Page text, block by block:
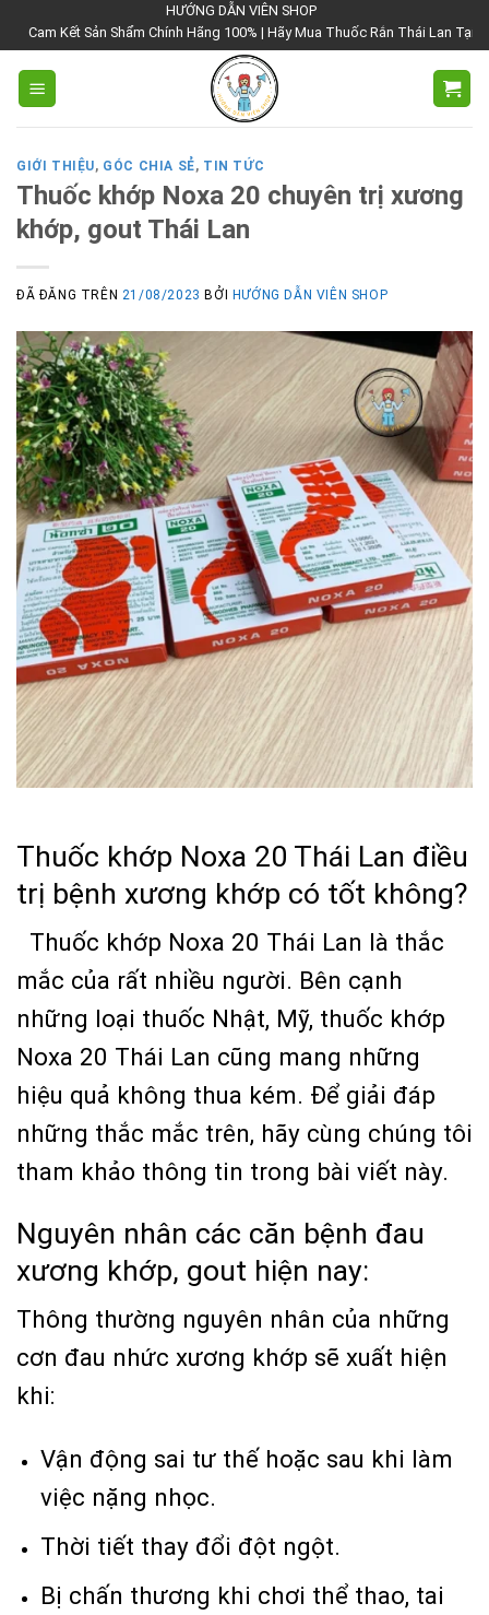
đến
nội
dung
HƯỚNG DẪN VIÊN SHOP
Sản Shẩm Chính Hãng 100% | Hãy Mua Thuốc Rắn Thái Lan Tại Hướng Dẫn
GIỚI THIỆU, GÓC CHIA SẺ, TIN TỨC
Thuốc khớp Noxa 20 chuyên trị xương
khớp, gout Thái Lan
ĐÃ ĐĂNG TRÊN 21/08/2023 BỞI HƯỚNG DẪN VIÊN SHOP
Thuốc khớp Noxa 20 Thái Lan điều
trị bệnh xương khớp có tốt không?
Thuốc khớp Noxa 20 Thái Lan là thắc
mắc của rất nhiều người. Bên cạnh
những loại thuốc Nhật, Mỹ, thuốc khớp
Noxa 20 Thái Lan cũng mang những
hiệu quả không thua kém. Để giải đáp
những thắc mắc trên, hãy cùng chúng tôi
tham khảo thông tin trong bài viết này.
Nguyên nhân các căn bệnh đau
xương khớp, gout hiện nay:
Thông thường nguyên nhân của những
cơn đau nhức xương khớp sẽ xuất hiện
khi:
Vận động sai tư thế hoặc sau khi làm
việc nặng nhọc.
Thời tiết thay đổi đột ngột.
Bị chấn thương khi chơi thể thao, tai